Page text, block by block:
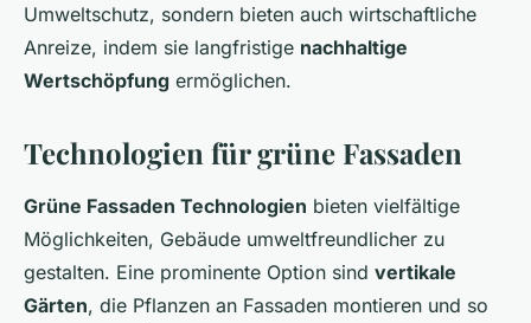
Umweltschutz, sondern bieten auch wirtschaftliche
Anreize, indem sie langfristige nachhaltige
Wertschöpfung ermöglichen.
Technologien für grüne Fassaden
Grüne Fassaden Technologien bieten vielfältige
Möglichkeiten, Gebäude umweltfreundlicher zu
gestalten. Eine prominente Option sind vertikale
Gärten, die Pflanzen an Fassaden montieren und so